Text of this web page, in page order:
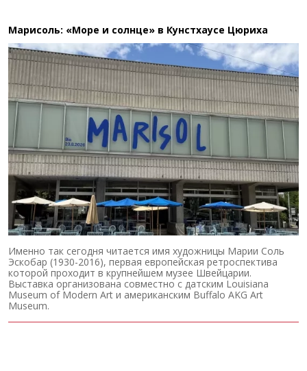
Марисоль: «Море и солнце» в Кунстхаусе Цюриха
Именно так сегодня читается имя художницы Марии Соль
Эскобар (1930-2016), первая европейская ретроспектива
которой проходит в крупнейшем музее Швейцарии.
Выставка организована совместно с датским Louisiana
Museum of Modern Art и американским Buffalo AKG Art
Museum.